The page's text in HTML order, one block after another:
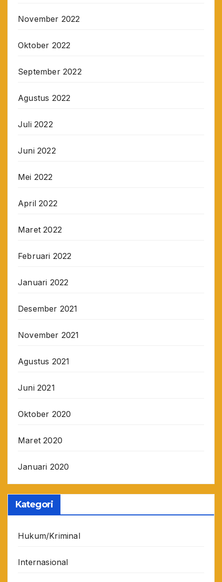
November 2022
Oktober 2022
September 2022
Agustus 2022
Juli 2022
Juni 2022
Mei 2022
April 2022
Maret 2022
Februari 2022
Januari 2022
Desember 2021
November 2021
Agustus 2021
Juni 2021
Oktober 2020
Maret 2020
Januari 2020
Kategori
Hukum/Kriminal
Internasional